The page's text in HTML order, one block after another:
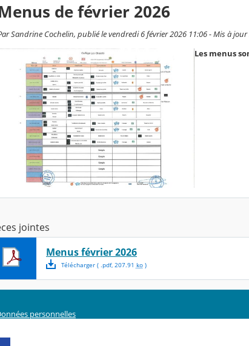
de février 2026
Sandrine Cochelin, publié le vendredi 6 février 2026 11:06 - Mis à
Les menus
jointes
Menus février 2026
Télécharger( .pdf, 207.91 ko)
personnelles